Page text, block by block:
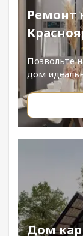
Ремонт
Позвольте
дом
Дом